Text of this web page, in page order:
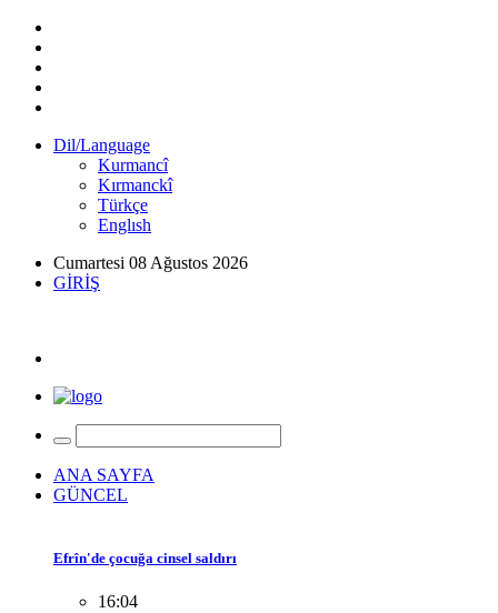
Dil/Language
Kurmancî
Kırmanckî
Türkçe
Englısh
Cumartesi 08 Ağustos 2026
GİRİŞ
ANA SAYFA
GÜNCEL
Efrîn'de çocuğa cinsel saldırı
16:04